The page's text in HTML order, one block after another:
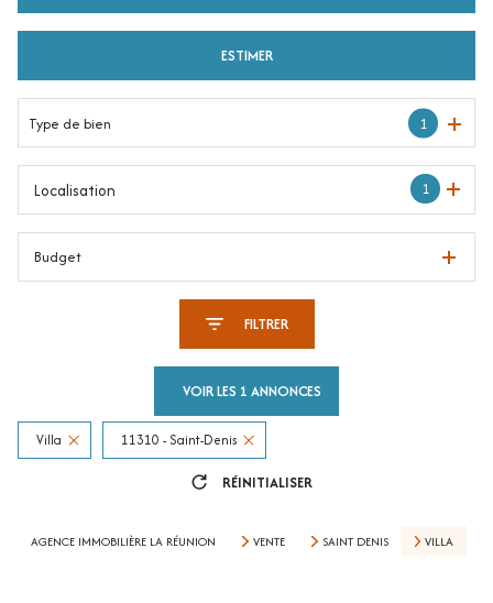
ESTIMER
Type de bien 1
1
Localisation
Budget
FILTRER
VOIR LES 1 ANNONCES
Villa 11310 - Saint-Denis
RÉINITIALISER
AGENCE IMMOBILIÈRE LA RÉUNION VENTE SAINT DENIS VILLA